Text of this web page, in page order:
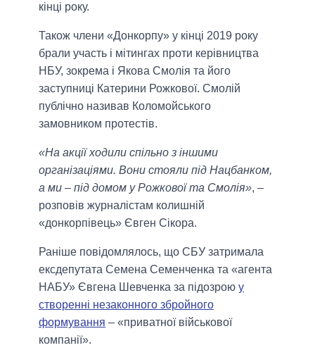
кінці року.
Також члени «Донкорпу» у кінці 2019 року
брали участь і мітингах проти керівництва
НБУ, зокрема і Якова Смолія та його
заступниці Катерини Рожкової. Смолій
публічно називав Коломойського
замовником протестів.
«На акції ходили спільно з іншими
організаціями. Вони стояли під Нацбанком,
а ми – під домом у Рожкової та Смолія», –
розповів журналістам колишній
«донкорпівець» Євген Сікора.
Раніше повідомлялось, що СБУ затримала
ексдепутата Семена Семенченка та «агента
НАБУ» Євгена Шевченка за підозрою у
створенні незаконного збройного
формування – «приватної військової
компанії».